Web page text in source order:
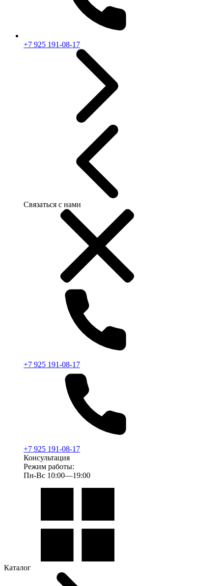
+7 925 191-08-17
Связаться с нами
+7 925 191-08-17
+7 925 191-08-17
Консультация
Режим работы:
Пн-Вс 10:00—19:00
Каталог